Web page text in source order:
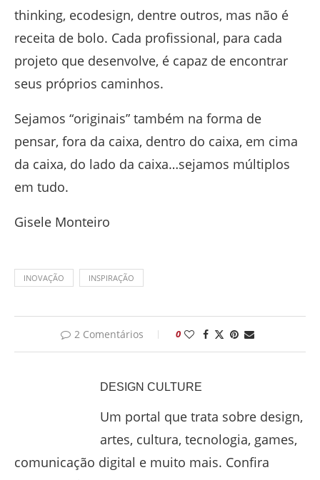
thinking, ecodesign, dentre outros, mas não é
receita de bolo. Cada profissional, para cada
projeto que desenvolve, é capaz de encontrar
seus próprios caminhos.
Sejamos “originais” também na forma de
pensar, fora da caixa, dentro do caixa, em cima
da caixa, do lado da caixa…sejamos múltiplos
em tudo.
Gisele Monteiro
INOVAÇÃO INSPIRAÇÃO
2 Comentários 0
DESIGN CULTURE
Um portal que trata sobre design,
artes, cultura, tecnologia, games,
comunicação digital e muito mais. Confira